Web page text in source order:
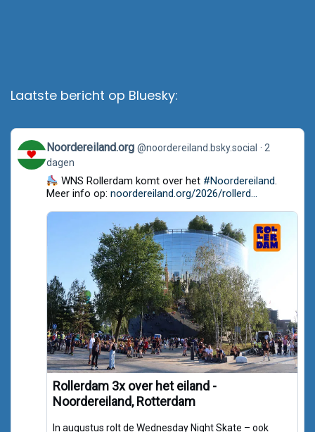
Laatste bericht op Bluesky:
View
post
by
Noordereiland.org
Bluesky
Noordereiland.org @noordereiland.bsky.social
2
dagen
WNS Rollerdam komt over het #Noordereiland.
Meer info op: noordereiland.org/2026/rollerd...
Rollerdam 3x over het eiland -
Noordereiland, Rotterdam
In augustus rolt de Wednesday Night Skate – ook